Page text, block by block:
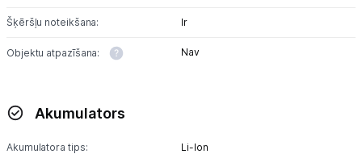
Šķēršļu noteikšana: Ir
Objektu atpazīšana: Nav
Akumulators
Akumulatora tips: Li-lon